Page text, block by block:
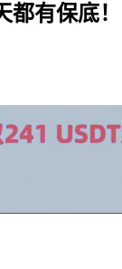
有保底！